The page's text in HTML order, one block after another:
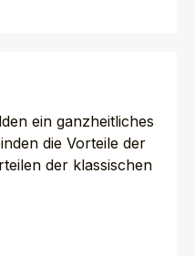
ein ganzheitliches
die Vorteile der
der klassischen